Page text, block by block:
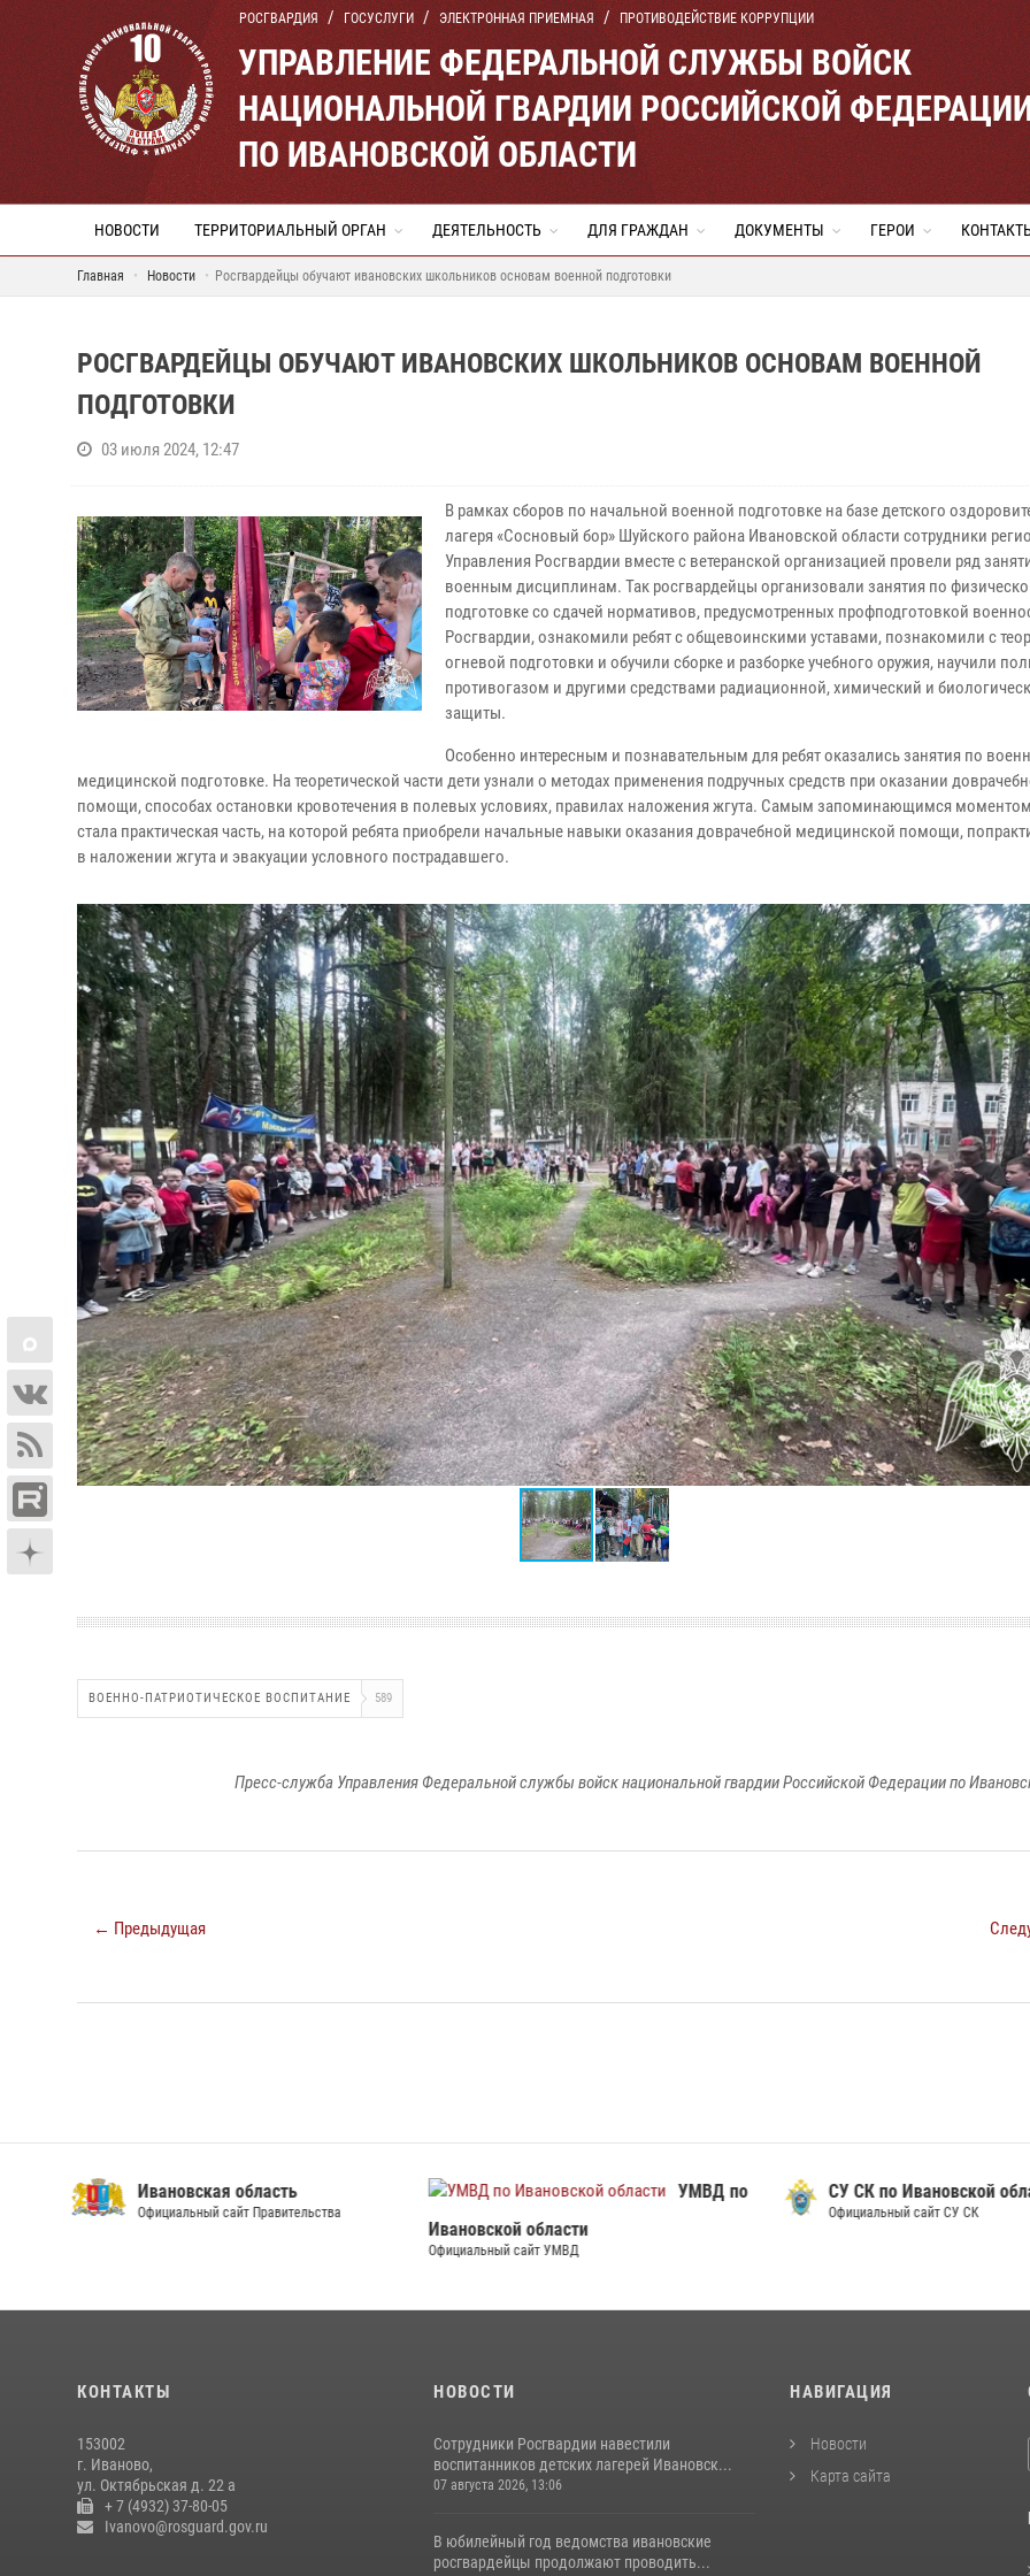
РОСГВАРДИЯ ГОСУСЛУГИ ЭЛЕКТРОННАЯ ПРИЕМНАЯ ПРОТИВОДЕЙСТВИЕ КОРРУПЦИИ
УПРАВЛЕНИЕ ФЕДЕРАЛЬНОЙ СЛУЖБЫ ВОЙСК
НАЦИОНАЛЬНОЙ ГВАРДИИ РОССИЙСКОЙ
ПО ИВАНОВСКОЙ ОБЛАСТИ
НОВОСТИ ТЕРРИТОРИАЛЬНЫЙ ОРГАН ДЕЯТЕЛЬНОСТЬ ДЛЯ ГРАЖДАН ДОКУМЕНТЫ ГЕРОИ
Главная Новости Росгвардейцы обучают ивановских школьников основам военной подготовки
РОСГВАРДЕЙЦЫ ОБУЧАЮТ ИВАНОВСКИХ ШКОЛЬНИКОВ ОСНОВАМ ВОЕННОЙ
ПОДГОТОВКИ
03 июля 2024, 12:47
В рамках сборов по начальной военной подготовке на базе детского
лагеря «Сосновый бор» Шуйского района Ивановской области сотрудники
Управления Росгвардии вместе с ветеранской организацией провели ряд
военным дисциплинам. Так росгвардейцы организовали занятия по
подготовке со сдачей нормативов, предусмотренных профподготовкой
Росгвардии, ознакомили ребят с общевоинскими уставами, познакомили с
огневой подготовки и обучили сборке и разборке учебного оружия, научили
противогазом и другими средствами радиационной, химический и
защиты.
Особенно интересным и познавательным для ребят оказались занятия по
медицинской подготовке. На теоретической части дети узнали о методах применения подручных средств при оказании
помощи, способах остановки кровотечения в полевых условиях, правилах наложения жгута. Самым запоминающимся
стала практическая часть, на которой ребята приобрели начальные навыки оказания доврачебной медицинской помощи,
в наложении жгута и эвакуации условного пострадавшего.
ВОЕННО-ПАТРИОТИЧЕСКОЕ ВОСПИТАНИЕ 589
Пресс-служба Управления Федеральной службы войск национальной гвардии Российской Федерации по
← Предыдущая
Ивановская область
Официальный сайт Правительства
УМВД по
Ивановской области
Официальный сайт УМВД
СУ СК по Ивановской
Официальный сайт СУ СК
КОНТАКТЫ
153002
г. Иваново,
ул. Октябрьская д. 22 а
+ 7 (4932) 37-80-05
Ivanovo@rosguard.gov.ru
НОВОСТИ
Сотрудники Росгвардии навестили
воспитанников детских лагерей Ивановск...
07 августа 2026, 13:06
В юбилейный год ведомства ивановские
росгвардейцы продолжают проводить...
НАВИГАЦИЯ
Новости
Карта сайта